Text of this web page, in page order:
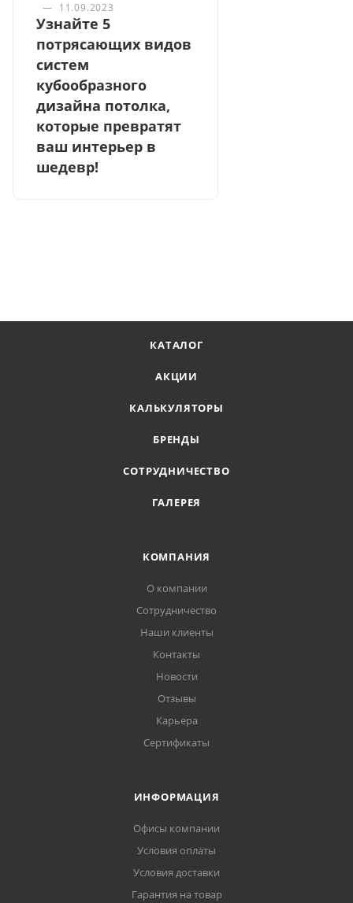
— 11.09.2023
Узнайте 5
потрясающих видов
систем
кубообразного
дизайна потолка,
которые превратят
ваш интерьер в
шедевр!
КАТАЛОГ
АКЦИИ
КАЛЬКУЛЯТОРЫ
БРЕНДЫ
СОТРУДНИЧЕСТВО
ГАЛЕРЕЯ
КОМПАНИЯ
О компании
Сотрудничество
Наши клиенты
Контакты
Новости
Отзывы
Карьера
Сертификаты
ИНФОРМАЦИЯ
Офисы компании
Условия оплаты
Условия доставки
Гарантия на товар